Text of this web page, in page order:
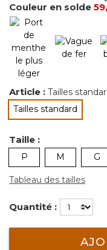
Couleur en solde
Article : Tailles
Tailles standard
sélectionné
Taille :
P M G
Tableau des tailles
Quantité :